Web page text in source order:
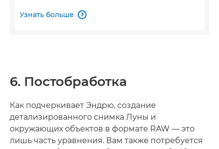
Узнать больше 
6. Постобработка
Как подчеркивает Эндрю, создание
детализированного снимка Луны и
окружающих объектов в формате RAW — это
лишь часть уравнения. Вам также потребуется